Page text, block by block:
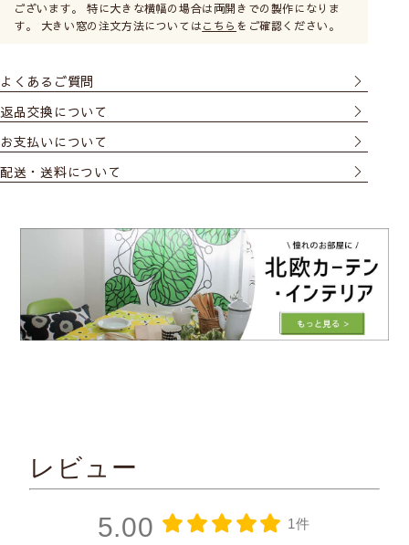
ございます。 特に大きな横幅の場合は両開きでの製作になりま
す。 大きい窓の注文方法についてはこちら をご確認ください。
よくあるご質問
返品交換について
お支払いについて
配送・送料について
レビュー
5.00 1件